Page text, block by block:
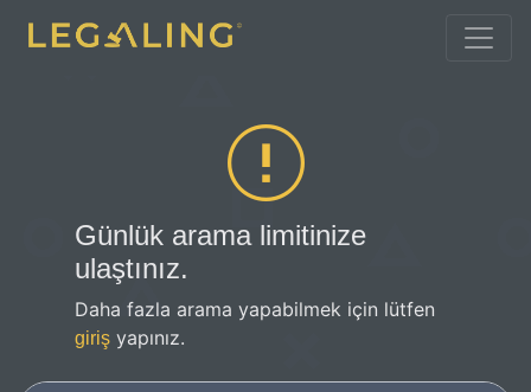
Günlük arama limitinize
ulaştınız.
Daha fazla arama yapabilmek için lütfen
giriş yapınız.